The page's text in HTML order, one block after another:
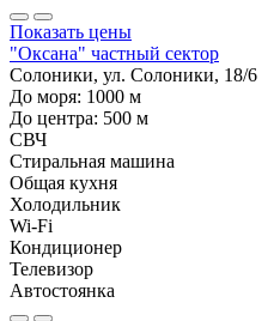
Показать цены
"Оксана" частный сектор
Солоники, ул. Солоники, 18/6
До моря: 1000 м
До центра: 500 м
СВЧ
Стиральная машина
Общая кухня
Холодильник
Wi-Fi
Кондиционер
Телевизор
Автостоянка